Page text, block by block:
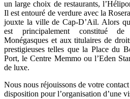
un large choix de restaurants,
Il est entouré de verdure avec la
jouxte la ville de Cap-D’Ail. Alors
est principalement constitué
Monégasques et aux titulaires de
prestigieuses telles que la Place du
Port, le Centre Memmo ou l’Eden
de luxe.
Nous nous réjouissons de votre
disposition pour l’organisation d’une